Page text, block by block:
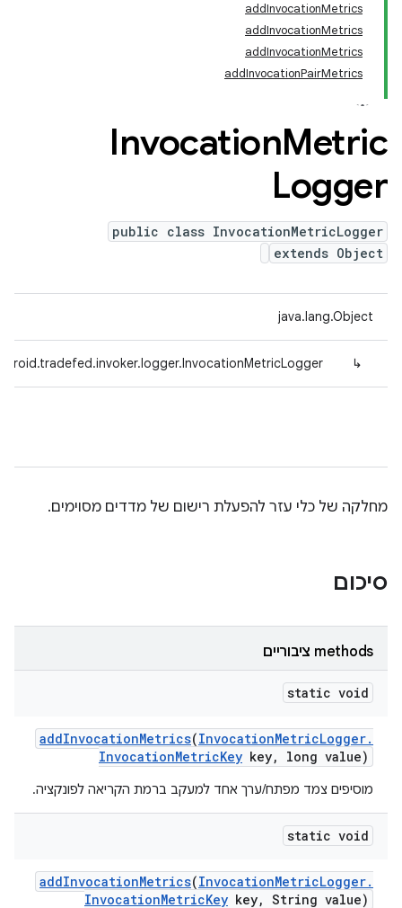
addInvocationMetrics
addInvocationMetrics
addInvocationMetrics
addInvocationPairMetrics
InvocationMetric
Logger
public class InvocationMetricLogger
extends Object
java.lang.Object
↳
מחלקה של כלי עזר להפעלת רישום של מדדים מסוימים.
סיכום
‫methods ציבוריים
static void
addInvocationMetrics(InvocationMetricLogger.
InvocationMetricKey key, long value)
מוסיפים צמד מפתח/ערך אחד למעקב ברמת הקריאה לפונקציה.
static void
addInvocationMetrics(InvocationMetricLogger.
InvocationMetricKey key, String value)